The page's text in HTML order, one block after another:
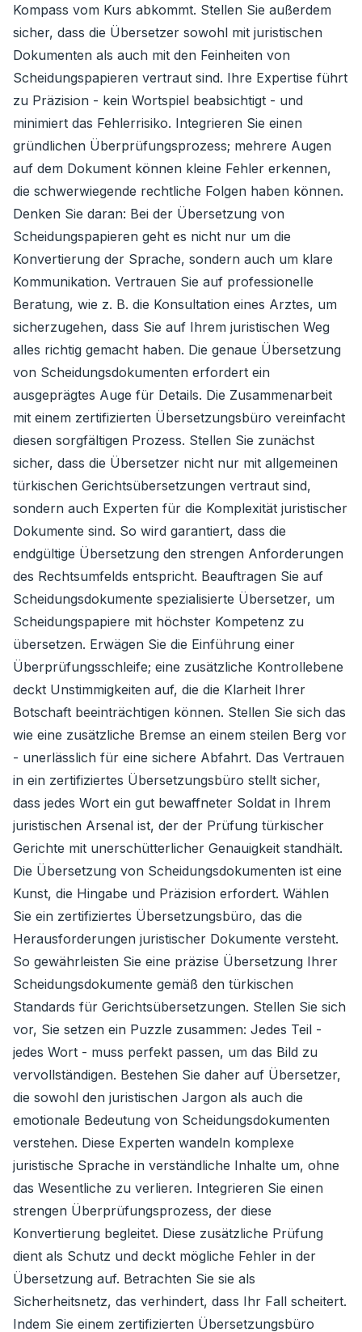
Kompass vom Kurs abkommt. Stellen Sie außerdem
sicher, dass die Übersetzer sowohl mit juristischen
Dokumenten als auch mit den Feinheiten von
Scheidungspapieren vertraut sind. Ihre Expertise führt
zu Präzision - kein Wortspiel beabsichtigt - und
minimiert das Fehlerrisiko. Integrieren Sie einen
gründlichen Überprüfungsprozess; mehrere Augen
auf dem Dokument können kleine Fehler erkennen,
die schwerwiegende rechtliche Folgen haben können.
Denken Sie daran: Bei der Übersetzung von
Scheidungspapieren geht es nicht nur um die
Konvertierung der Sprache, sondern auch um klare
Kommunikation. Vertrauen Sie auf professionelle
Beratung, wie z. B. die Konsultation eines Arztes, um
sicherzugehen, dass Sie auf Ihrem juristischen Weg
alles richtig gemacht haben. Die genaue Übersetzung
von Scheidungsdokumenten erfordert ein
ausgeprägtes Auge für Details. Die Zusammenarbeit
mit einem zertifizierten Übersetzungsbüro vereinfacht
diesen sorgfältigen Prozess. Stellen Sie zunächst
sicher, dass die Übersetzer nicht nur mit allgemeinen
türkischen Gerichtsübersetzungen vertraut sind,
sondern auch Experten für die Komplexität juristischer
Dokumente sind. So wird garantiert, dass die
endgültige Übersetzung den strengen Anforderungen
des Rechtsumfelds entspricht. Beauftragen Sie auf
Scheidungsdokumente spezialisierte Übersetzer, um
Scheidungspapiere mit höchster Kompetenz zu
übersetzen. Erwägen Sie die Einführung einer
Überprüfungsschleife; eine zusätzliche Kontrollebene
deckt Unstimmigkeiten auf, die die Klarheit Ihrer
Botschaft beeinträchtigen können. Stellen Sie sich das
wie eine zusätzliche Bremse an einem steilen Berg vor
- unerlässlich für eine sichere Abfahrt. Das Vertrauen
in ein zertifiziertes Übersetzungsbüro stellt sicher,
dass jedes Wort ein gut bewaffneter Soldat in Ihrem
juristischen Arsenal ist, der der Prüfung türkischer
Gerichte mit unerschütterlicher Genauigkeit standhält.
Die Übersetzung von Scheidungsdokumenten ist eine
Kunst, die Hingabe und Präzision erfordert. Wählen
Sie ein zertifiziertes Übersetzungsbüro, das die
Herausforderungen juristischer Dokumente versteht.
So gewährleisten Sie eine präzise Übersetzung Ihrer
Scheidungsdokumente gemäß den türkischen
Standards für Gerichtsübersetzungen. Stellen Sie sich
vor, Sie setzen ein Puzzle zusammen: Jedes Teil -
jedes Wort - muss perfekt passen, um das Bild zu
vervollständigen. Bestehen Sie daher auf Übersetzer,
die sowohl den juristischen Jargon als auch die
emotionale Bedeutung von Scheidungsdokumenten
verstehen. Diese Experten wandeln komplexe
juristische Sprache in verständliche Inhalte um, ohne
das Wesentliche zu verlieren. Integrieren Sie einen
strengen Überprüfungsprozess, der diese
Konvertierung begleitet. Diese zusätzliche Prüfung
dient als Schutz und deckt mögliche Fehler in der
Übersetzung auf. Betrachten Sie sie als
Sicherheitsnetz, das verhindert, dass Ihr Fall scheitert.
Indem Sie einem zertifizierten Übersetzungsbüro